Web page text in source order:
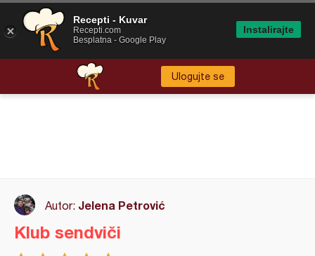
Ulogujte se
Autor: Jelena Petrović
Klub sendviči
Recepti - Kuvar
Recepti.com
Besplatna - Google Play
Instalirajte